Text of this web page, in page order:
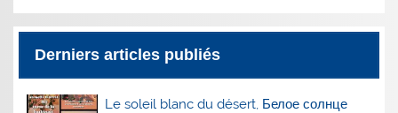
Derniers articles publiés
Le soleil blanc du désert, Белое солнце